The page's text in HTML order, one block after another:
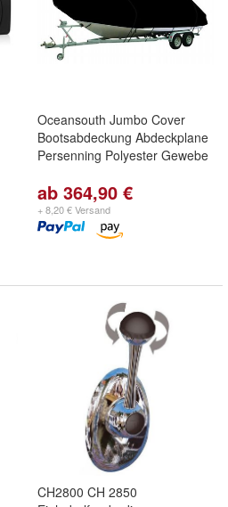
Oceansouth Jumbo Cover
Bootsabdeckung Abdeckplane
Persenning Polyester Gewebe
ab 364,90 €
+ 8,20 € Versand
CH2800 CH 2850